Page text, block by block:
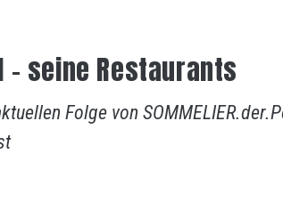
II – seine Restaurants
Folge von